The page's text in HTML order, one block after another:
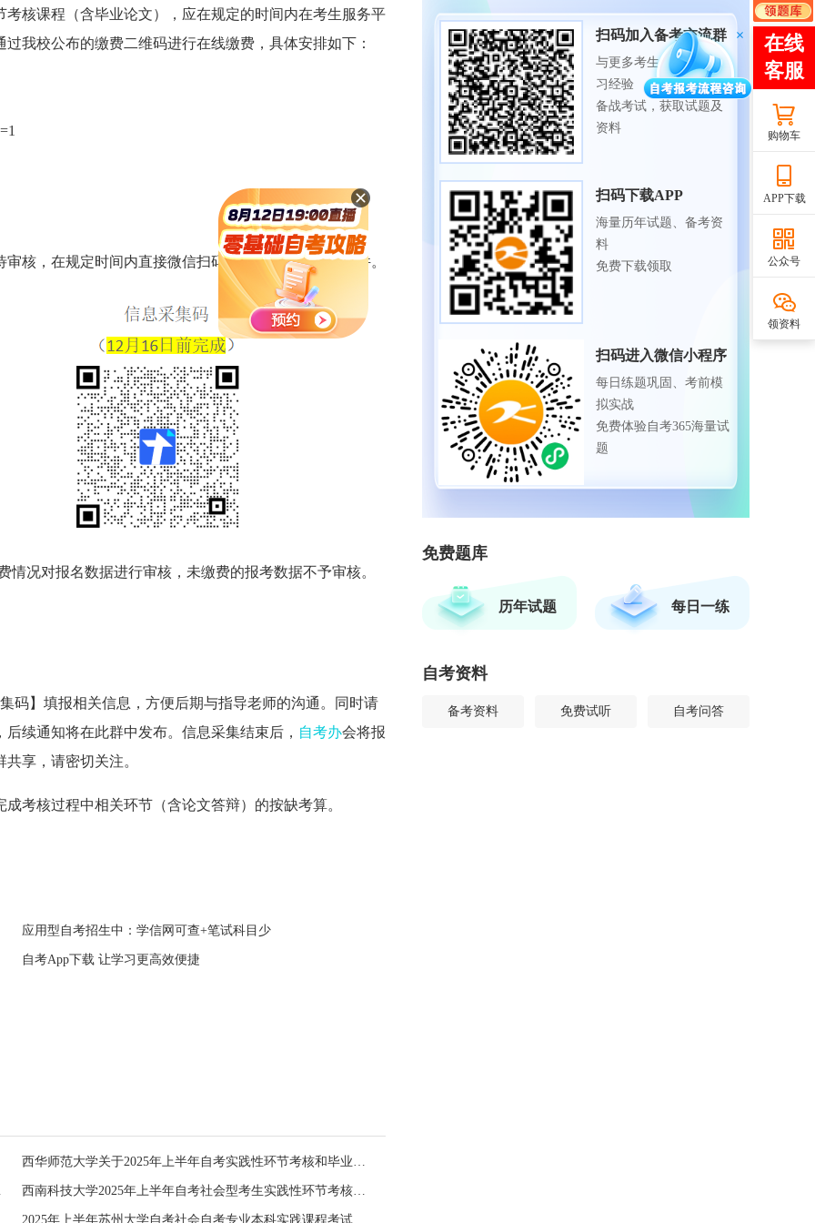
核课程（含毕业论文），应在规定的时间内在考生服务平
我校公布的缴费二维码进行在线缴费，具体安排如下：
核，在规定时间内直接微信扫码支付，操作方法见附件。
情况对报名数据进行审核，未缴费的报考数据不予审核。
码】填报相关信息，方便后期与指导老师的沟通。同时请
续通知将在此群中发布。信息采集结束后， 自考办会将报
享，请密切关注。
考核过程中相关环节（含论文答辩）的按缺考算。
应用型自考招生中：学信网可查+笔试科目少
自考App下载 让学习更高效便捷
西华师范大学关于2025年上半年自考实践性环节考核和毕业论文（设计）答辩报考工作的通告
通知 西南科技大学2025年上半年自考社会型考生实践性环节考核和毕业论文（设计）答辩网上报考工作的通知
扫码加入备考交流群
与更多考生一起交流学
习经验
备战考试，获取试题及
资料
扫码下载APP
海量历年试题、备考资
料
免费下载领取
扫码进入微信小程序
每日练题巩固、考前模
拟实战
免费体验自考365海量试
题
免费题库
历年试题 每日一练
自考资料
备考资料 免费试听 自考问答
购物车
APP下载
公众号
领资料